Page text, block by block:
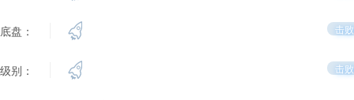
底盘： 击
级别： 击